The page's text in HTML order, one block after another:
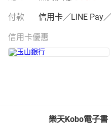
付款 信用卡／LINE Pay
信用卡優惠
樂天Kobo電子書